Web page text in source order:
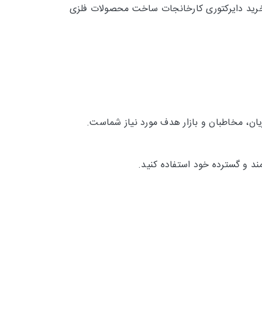
دایرکتوری کارخانجات ساخت محصولات فلزی
مخاطبان و بازار هدف مورد نیاز شماست.
و گسترده خود استفاده کنید.